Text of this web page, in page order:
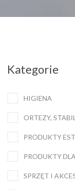
Kategorie
HIGIENA
ORTEZY,
PRODUKTY
PRODUKTY
SPRZĘT I